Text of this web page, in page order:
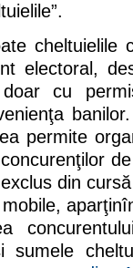
cheltuielile
electoral,
cu
permite
din
sumele